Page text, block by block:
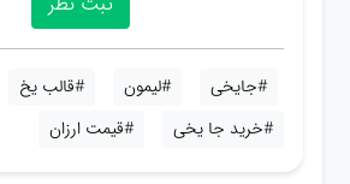
#جایخی #لیمون
#قالب یخ
#خرید جا یخی
#قیمت ارزان